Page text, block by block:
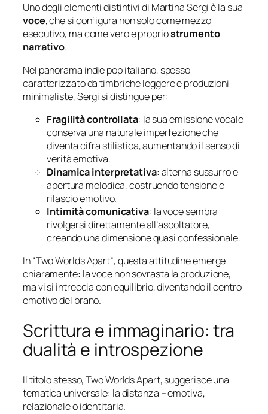
Uno degli elementi distintivi di Martina Sergi è la sua
voce, che si configura non solo come mezzo
esecutivo, ma come vero e propriostrumento
narrativo.
Nel panorama indie pop italiano, spesso
caratterizzato da timbriche leggere e produzioni
minimaliste, Sergi si distingue per:
Fragilità controllata: la sua emissione vocale
conserva una naturale imperfezione che
diventa cifra stilistica, aumentando il senso di
verità emotiva.
Dinamica interpretativa: alterna sussurro e
apertura melodica, costruendo tensione e
rilascio emotivo.
Intimità comunicativa: la voce sembra
rivolgersi direttamente all’ascoltatore,
creando una dimensione quasi confessionale.
In“Two Worlds Apart”, questa attitudine emerge
chiaramente: la voce non sovrasta la produzione,
ma vi si intreccia con equilibrio, diventando il centro
emotivo del brano.
Scrittura e immaginario: tra
dualità e introspezione
Il titolo stesso,Two Worlds Apart, suggerisce una
tematica universale: la distanza – emotiva,
relazionale o identitaria.